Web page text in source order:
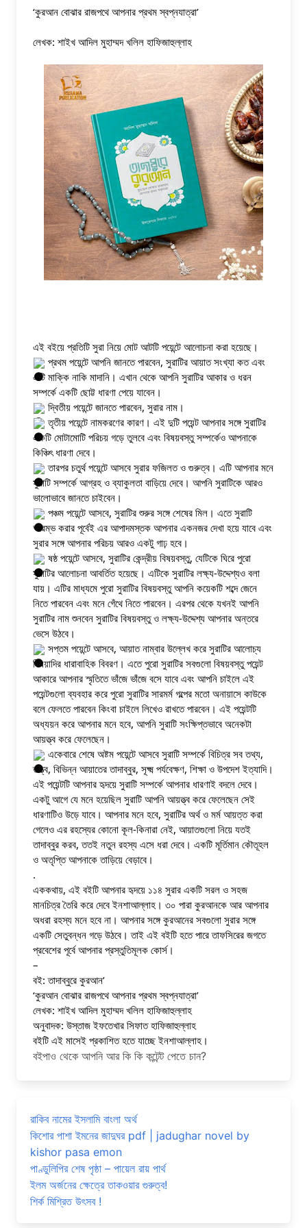
‘কুরআন বোঝার রাজপথে আপনার প্রথম স্বপ্নযাত্রা’
লেখক: শাইখ আদিল মুহাম্মদ খলিল হাফিজাহুল্লাহ
এই বইয়ে প্রতিটি সুরা নিয়ে মোট আটটি পয়েন্টে আলোচনা করা হয়েছে।
প্রথম পয়েন্টে আপনি জানতে পারবেন, সুরাটির আয়াত সংখ্যা কত এবং
এটি মাক্কি নাকি মাদানি। এখান থেকে আপনি সুরাটির আকার ও ধরন
সম্পর্কে একটি ছোট্ট ধারণা পেয়ে যাবেন।
দ্বিতীয় পয়েন্টে জানতে পারবেন, সুরার নাম।
তৃতীয় পয়েন্টে নামকরণের কারণ। এই দুটি পয়েন্ট আপনার সঙ্গে সুরাটির
একটি মোটামোটি পরিচয় গড়ে তুলবে এবং বিষয়বস্তু সম্পর্কেও আপনাকে
কিঞ্চিৎ ধারণা দেবে।
তারপর চতুর্থ পয়েন্টে আসবে সুরার ফজিলত ও গুরুত্ব। এটি আপনার মনে
সুরাটি সম্পর্কে আগ্রহ ও ব্যাকুলতা বাড়িয়ে দেবে। আপনি সুরাটিকে আরও
ভালোভাবে জানতে চাইবেন।
পঞ্চম পয়েন্টে আসবে, সুরাটির শুরুর সঙ্গে শেষের মিল। এতে সুরাটি
আরম্ভ করার পূর্বেই এর আপাদমস্তক আপনার একনজর দেখা হয়ে যাবে এবং
সুরার সঙ্গে আপনার পরিচয় আরও একটু গাঢ় হবে।
ষষ্ঠ পয়েন্টে আসবে, সুরাটির কেন্দ্রীয় বিষয়বস্তু, যেটিকে ঘিরে পুরো
সুরাটির আলোচনা আবর্তিত হয়েছে। এটিকে সুরাটির লক্ষ্য-উদ্দেশ্যও বলা
যায়। এটির মাধ্যমে পুরো সুরাটির বিষয়বস্তু আপনি কয়েকটি শব্দে জেনে
নিতে পারবেন এবং মনে গেঁথে নিতে পারবেন। এরপর থেকে যখনই আপনি
সুরাটির নাম শুনবেন সুরাটির বিষয়বস্তু ও লক্ষ্য-উদ্দেশ্য আপনার অন্তরে
ভেসে উঠবে।
সপ্তম পয়েন্টে আসবে, আয়াত নাম্বার উল্লেখ করে সুরাটির আলোচ্য
বিষয়াদির ধারাবাহিক বিবরণ। এতে পুরো সুরাটির সবগুলো বিষয়বস্তু পয়েন্ট
আকারে আপনার স্মৃতিতে ভাঁজে ভাঁজে বসে যাবে এবং আপনি চাইলে এই
পয়েন্টগুলো ব্যবহার করে পুরো সুরাটির সারমর্ম গল্পের মতো অনায়াসে কাউকে
বলে ফেলতে পারবেন কিংবা চাইলে লিখেও রাখতে পারবেন। এই পয়েন্টটি
অধ্যয়ন করে আপনার মনে হবে, আপনি সুরাটি সংক্ষিপ্তভাবে অনেকটা
আয়ত্ত্ব করে ফেলেছেন।
একেবারে শেষে অষ্টম পয়েন্টে আসবে সুরাটি সম্পর্কে বিচিত্র সব তথ্য,
তত্ত্ব, বিভিন্ন আয়াতের তাদাব্বুর, সূক্ষ্ম পর্যবেক্ষণ, শিক্ষা ও উপদেশ ইত্যাদি।
এই পয়েন্টটি আপনার হৃদয়ে সুরাটি সম্পর্কে আপনার ধারণাই বদলে দেবে।
একটু আগে যে মনে হয়েছিল সুরাটি আপনি আয়ত্ত্ব করে ফেলেছেন সেই
ধারণাটিও উড়ে যাবে। আপনার মনে হবে, সুরাটির অর্থ ও মর্ম আয়ত্ত করা
গেলেও এর রহস্যের কোনো কূল-কিনারা নেই, আয়াতগুলো নিয়ে যতই
তাদাব্বুর করব, ততই নতুন রহস্য এসে ধরা দেবে। একটি মূর্তিমান কৌতূহল
ও অতৃপ্তি আপনাকে তাড়িয়ে বেড়াবে।
.
এককথায়, এই বইটি আপনার হৃদয়ে ১১৪ সুরার একটি সরল ও সহজ
মানচিত্র তৈরি করে দেবে ইনশাআল্লাহ। ৩০ পারা কুরআনকে আর আপনার
অধরা রহস্য মনে হবে না। আপনার সঙ্গে কুরআনের সবগুলো সুরার সঙ্গে
একটি সেতুবন্ধন গড়ে উঠবে। তাই এই বইটি হতে পারে তাফসিরের জগতে
প্রবেশের পূর্বে আপনার প্রস্তুতিমূলক কোর্স।
–
বই: তাদাব্বুরে কুরআন’
‘কুরআন বোঝার রাজপথে আপনার প্রথম স্বপ্নযাত্রা’
লেখক: শাইখ আদিল মুহাম্মদ খলিল হাফিজাহুল্লাহ
অনুবাদক: উস্তাজ ইফতেখার সিফাত হাফিজাহুল্লাহ
বইটি এই মাসেই প্রকাশিত হতে যাচ্ছে ইনশাআল্লাহ।
বইপাও থেকে আপনি আর কি কি কন্টেন্ট পেতে চান?
রাকিব নামের ইসলামি বাংলা অর্থ
কিশোর পাশা ইমনের জাদুঘর pdf | jadughar novel by
kishor pasa emon
পাণ্ডুলিপির শেষ পৃষ্ঠা – পায়েল রায় পার্থ
ইলম অর্জনের ক্ষেত্রে তাকওয়ার গুরুত্ব!
শির্ক মিশ্রিত উৎসব !